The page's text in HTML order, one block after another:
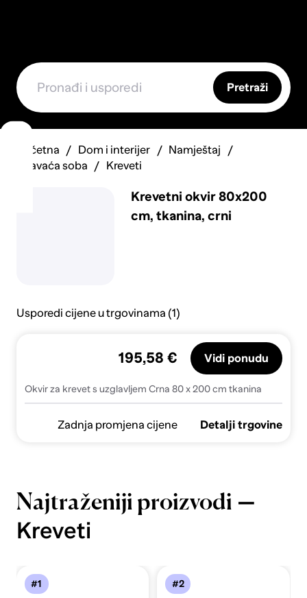
Pretraži
Početna Dom i interijer
Namještaj
Spavaća soba
Kreveti
Krevetni okvir 80x200
cm, tkanina, crni
Usporedi cijene u trgovinama (1)
Okvir za krevet s uzglavljem Crna 80 x 200 cm tkanina
195,58 € Vidi ponudu
Zadnja promjena cijene Detalji trgovine
Najtraženiji proizvodi —
Kreveti
#1 #2